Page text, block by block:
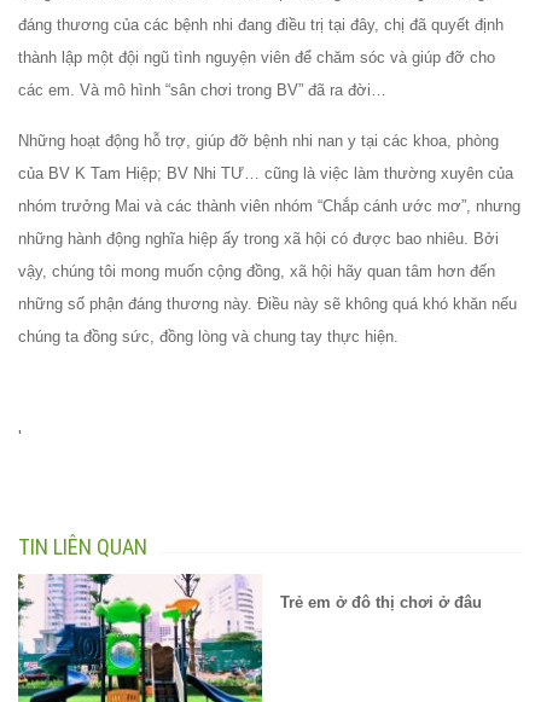
đáng thương của các bệnh nhi đang điều trị tại đây, chị đã quyết định
thành lập một đội ngũ tình nguyện viên để chăm sóc và giúp đỡ cho
các em. Và mô hình “sân chơi trong BV” đã ra đời…
Những hoạt động hỗ trợ, giúp đỡ bệnh nhi nan y tại các khoa, phòng
của BV K Tam Hiệp; BV Nhi TƯ… cũng là việc làm thường xuyên của
nhóm trưởng Mai và các thành viên nhóm “Chắp cánh ước mơ”, nhưng
những hành động nghĩa hiệp ấy trong xã hội có được bao nhiêu. Bởi
vậy, chúng tôi mong muốn cộng đồng, xã hội hãy quan tâm hơn đến
những số phận đáng thương này. Điều này sẽ không quá khó khăn nếu
chúng ta đồng sức, đồng lòng và chung tay thực hiện.
'
TIN LIÊN QUAN
Trẻ em ở đô thị chơi ở đâu